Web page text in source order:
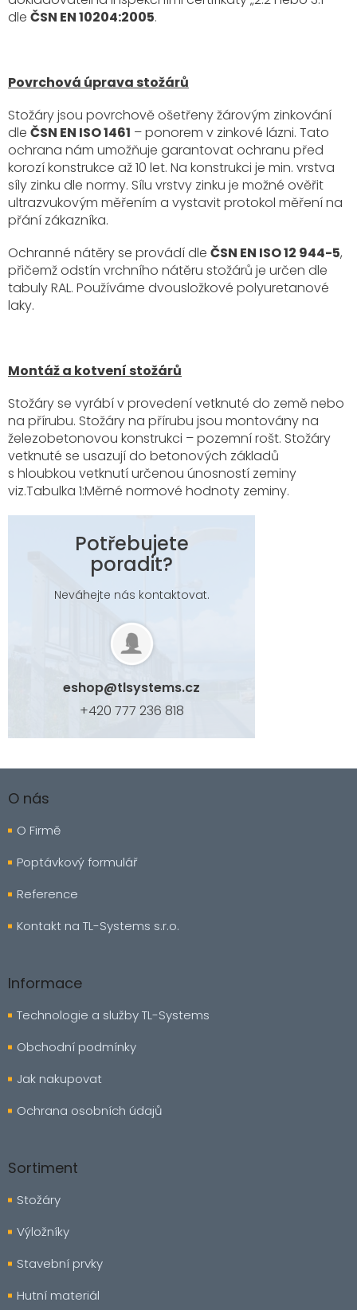
dle ČSN EN 10204:2005.
Povrchová úprava stožárů
Stožáry jsou povrchově ošetřeny žárovým zinkování
dle ČSN EN ISO 1461 – ponorem v zinkové lázni. Tato
ochrana nám umožňuje garantovat ochranu před
korozí konstrukce až 10 let. Na konstrukci je min. vrstva
síly zinku dle normy. Sílu vrstvy zinku je možné ověřit
ultrazvukovým měřením a vystavit protokol měření na
přání zákazníka.
Ochranné nátěry se provádí dle ČSN EN ISO 12 944-5,
přičemž odstín vrchního nátěru stožárů je určen dle
tabuly RAL. Používáme dvousložkové polyuretanové
laky.
Montáž a kotvení stožárů
Stožáry se vyrábí v provedení vetknuté do země nebo
na přírubu. Stožáry na přírubu jsou montovány na
železobetonovou konstrukci – pozemní rošt. Stožáry
vetknuté se usazují do betonových základů
s hloubkou vetknutí určenou únosností zeminy
viz.Tabulka 1:Měrné normové hodnoty zeminy.
Potřebujete
poradit?
Neváhejte nás kontaktovat.
eshop@tlsystems.cz
+420 777 236 818
á
a
O nás
O Firmě
Poptávkový formulář
Reference
Kontakt na TL-Systems s.r.o.
Informace
Technologie a služby TL-Systems
Obchodní podmínky
Jak nakupovat
Ochrana osobních údajů
Sortiment
Stožáry
Výložníky
Stavební prvky
Hutní materiál